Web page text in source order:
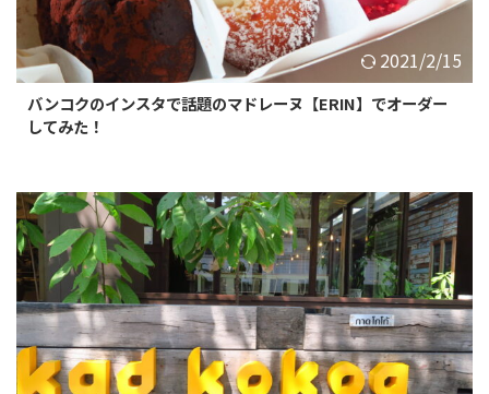
2021/2/15
バンコクのインスタで話題のマドレーヌ【ERIN】でオーダー
してみた！